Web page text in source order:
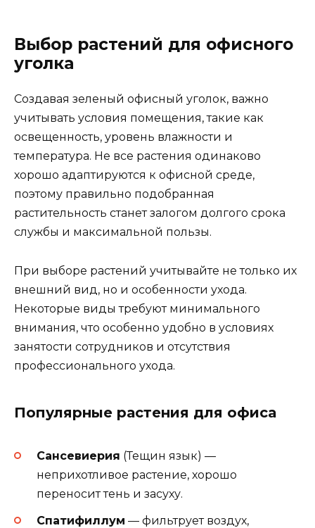
Выбор растений для офисного
уголка
Создавая зеленый офисный уголок, важно
учитывать условия помещения, такие как
освещенность, уровень влажности и
температура. Не все растения одинаково
хорошо адаптируются к офисной среде,
поэтому правильно подобранная
растительность станет залогом долгого срока
службы и максимальной пользы.
При выборе растений учитывайте не только их
внешний вид, но и особенности ухода.
Некоторые виды требуют минимального
внимания, что особенно удобно в условиях
занятости сотрудников и отсутствия
профессионального ухода.
Популярные растения для офиса
Сансевиерия (Тещин язык) —
неприхотливое растение, хорошо
переносит тень и засуху.
Спатифиллум — фильтрует воздух,